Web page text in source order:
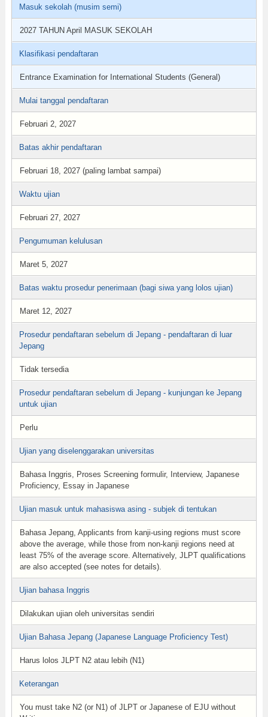
Masuk sekolah (musim semi)
2027 TAHUN April MASUK SEKOLAH
Klasifikasi pendaftaran
Entrance Examination for International Students (General)
Mulai tanggal pendaftaran
Februari 2, 2027
Batas akhir pendaftaran
Februari 18, 2027 (paling lambat sampai)
Waktu ujian
Februari 27, 2027
Pengumuman kelulusan
Maret 5, 2027
Batas waktu prosedur penerimaan (bagi siwa yang lolos ujian)
Maret 12, 2027
Prosedur pendaftaran sebelum di Jepang - pendaftaran di luar
Jepang
Tidak tersedia
Prosedur pendaftaran sebelum di Jepang - kunjungan ke Jepang
untuk ujian
Perlu
Ujian yang diselenggarakan universitas
Bahasa Inggris, Proses Screening formulir, Interview, Japanese
Proficiency, Essay in Japanese
Ujian masuk untuk mahasiswa asing - subjek di tentukan
Bahasa Jepang, Applicants from kanji-using regions must score
above the average, while those from non-kanji regions need at
least 75% of the average score. Alternatively, JLPT qualifications
are also accepted (see notes for details).
Ujian bahasa Inggris
Dilakukan ujian oleh universitas sendiri
Ujian Bahasa Jepang (Japanese Language Proficiency Test)
Harus lolos JLPT N2 atau lebih (N1)
Keterangan
You must take N2 (or N1) of JLPT or Japanese of EJU without